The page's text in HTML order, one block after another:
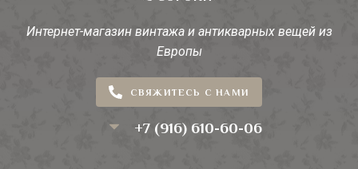
Интернет-магазин винтажа и антикварных вещей из
Европы
СВЯЖИТЕСЬ С НАМИ
+7 (916) 610-60-06